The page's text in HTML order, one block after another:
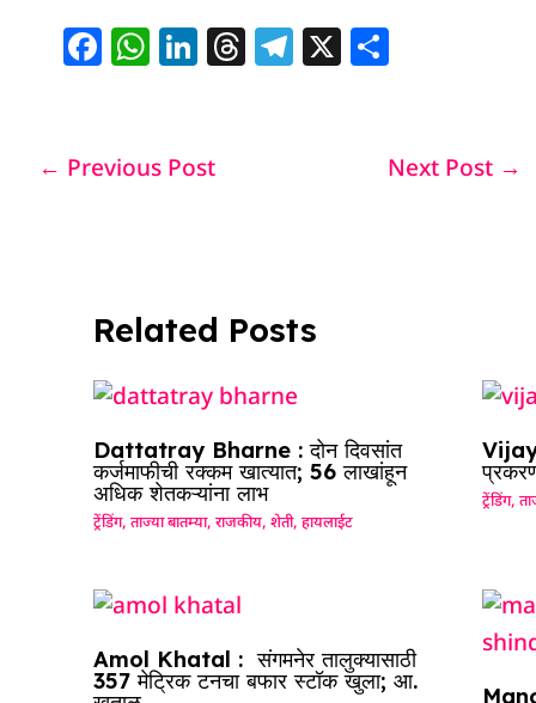
F
e
k
W
s
Li
e
T T X
e
← Previous Post Next Post →
Related Posts
Dattatray Bharne : दोन दिवसांत
कर्जमाफीची रक्कम खात्यात; 56 लाखांहून
अधिक शेतकऱ्यांना लाभ
ट्रेंडिंग,ताज्या बातम्या,राजकीय,शेती,हायलाईट
ट्रेंडिंग,
Amol Khatal : संगमनेर तालुक्यासाठी
357 मेट्रिक टनचा बफार स्टॉक खुला; आ.